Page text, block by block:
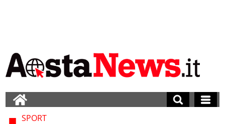
SPORT